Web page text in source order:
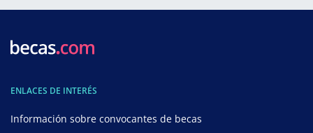
ENLACES DE INTERÉS
Información sobre convocantes de becas